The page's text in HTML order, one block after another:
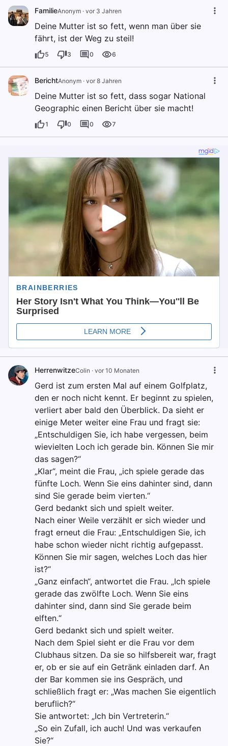
FamilieAnonym · vor 3 Jahren
Deine Mutter ist so fett, wenn man über sie
fährt, ist der Weg zu steil!
5 3 0 6
BerichtAnonym · vor 8 Jahren
Deine Mutter ist so fett, dass sogar National
Geographic einen Bericht über sie macht!
1 0 0 7
HerrenwitzeColin · vor 10 Monaten
Gerd ist zum ersten Mal auf einem Golfplatz,
den er noch nicht kennt. Er beginnt zu spielen,
verliert aber bald den Überblick. Da sieht er
einige Meter weiter eine Frau und fragt sie:
„Entschuldigen Sie, ich habe vergessen, beim
wievielten Loch ich gerade bin. Können Sie mir
das sagen?“
„Klar“, meint die Frau, „ich spiele gerade das
fünfte Loch. Wenn Sie eins dahinter sind, dann
sind Sie gerade beim vierten.“
Gerd bedankt sich und spielt weiter.
Nach einer Weile verzählt er sich wieder und
fragt erneut die Frau: „Entschuldigen Sie, ich
habe schon wieder nicht richtig aufgepasst.
Können Sie mir sagen, welches Loch das hier
ist?“
„Ganz einfach“, antwortet die Frau. „Ich spiele
gerade das zwölfte Loch. Wenn Sie eins
dahinter sind, dann sind Sie gerade beim
elften.“
Gerd bedankt sich und spielt weiter.
Nach dem Spiel sieht er die Frau vor dem
Clubhaus sitzen. Da sie so hilfsbereit war, fragt
er, ob er sie auf ein Getränk einladen darf. An
der Bar kommen sie ins Gespräch, und
schließlich fragt er: „Was machen Sie eigentlich
beruflich?“
Sie antwortet: „Ich bin Vertreterin.“
„So ein Zufall, ich auch! Und was verkaufen
Sie?“